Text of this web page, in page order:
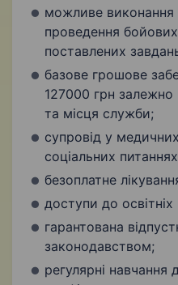
можливе виконання
проведення
поставлених
базове грошове
127000 грн залежно
та місця служби;
супровід у
соціальних
безоплатне
доступи до
гарантована
законодавством;
регулярні навчання